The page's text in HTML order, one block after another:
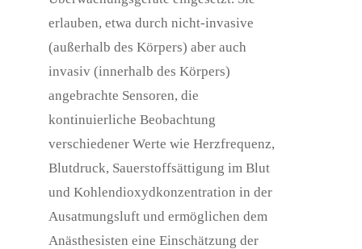
erlauben, etwa durch nicht-invasive
(außerhalb des Körpers) aber auch
invasiv (innerhalb des Körpers)
angebrachte Sensoren, die
kontinuierliche Beobachtung
verschiedener Werte wie Herzfrequenz,
Blutdruck, Sauerstoffsättigung im Blut
und Kohlendioxydkonzentration in der
Ausatmungsluft und ermöglichen dem
Anästhesisten eine Einschätzung der